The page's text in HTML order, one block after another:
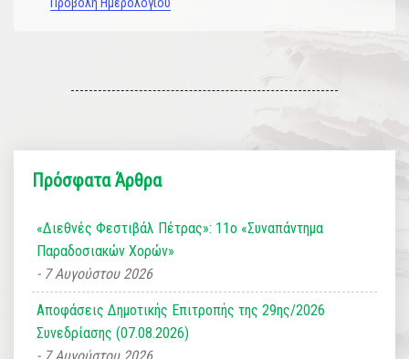
Προβολή Ημερολογίου
Πρόσφατα Άρθρα
«Διεθνές Φεστιβάλ Πέτρας»: 11ο «Συναπάντημα
Παραδοσιακών Χορών»
7 Αυγούστου 2026
Αποφάσεις Δημοτικής Επιτροπής της 29ης/2026
Συνεδρίασης (07.08.2026)